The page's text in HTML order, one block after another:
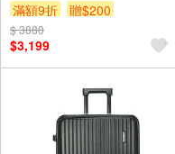
滿額9折
贈$200
$ 3880
$3,199